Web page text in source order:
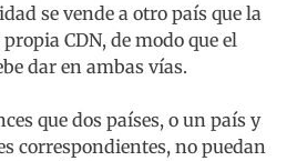
se vende a otro país que la
CDN, de modo que el
dar en ambas vías.
que dos países, o un país y
correspondientes, no puedan